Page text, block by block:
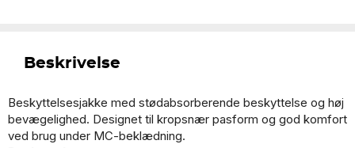
Beskrivelse
Beskyttelsesjakke med stødabsorberende beskyttelse og høj
bevægelighed. Designet til kropsnær pasform og god komfort
ved brug under MC-beklædning.